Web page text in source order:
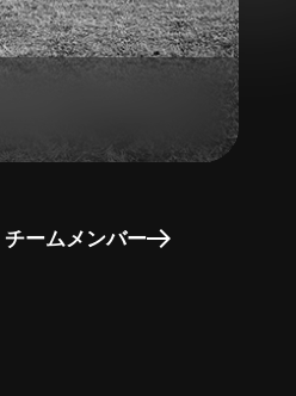
チームメンバー